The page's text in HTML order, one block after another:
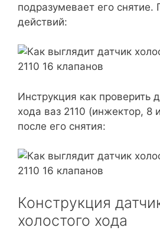
подразумевает его снятие.
действий:
Инструкция как проверить
хода ваз 2110 (инжектор, 8
после его снятия:
Конструкция
холостого хода